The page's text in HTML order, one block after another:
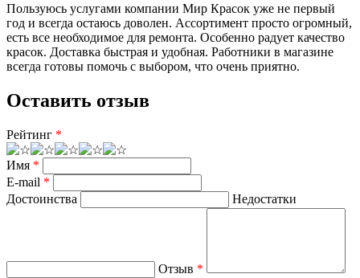
Пользуюсь услугами компании Мир Красок уже не первый
год и всегда остаюсь доволен. Ассортимент просто огромный,
есть все необходимое для ремонта. Особенно радует качество
красок. Доставка быстрая и удобная. Работники в магазине
всегда готовы помочь с выбором, что очень приятно.
Оставить отзыв
Рейтинг *
Имя *
E-mail *
Достоинства
Недостатки
Отзыв *